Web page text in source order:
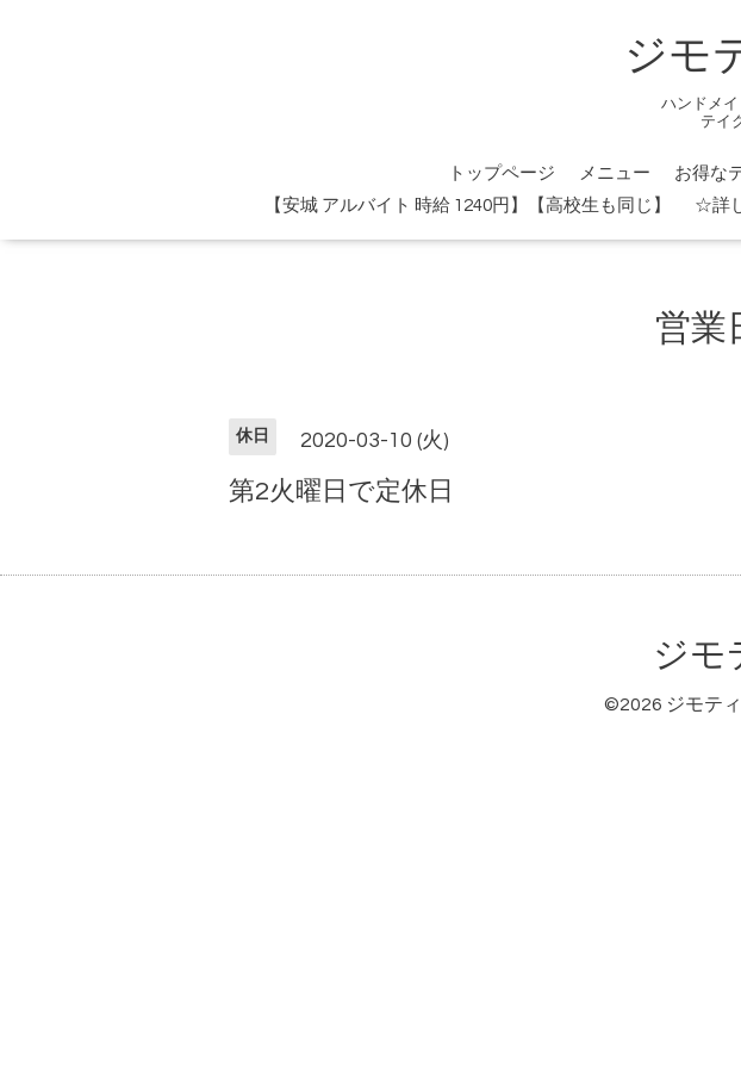
ジモ
ハンドメ
テイ
トップページ メニュー お得な
【安城 アルバイト 時給 1240円】【高校生も同じ】
☆詳
営業
休日 2020-03-10 (火)
第2火曜日で定休日
ジモ
©2026 ジモテ